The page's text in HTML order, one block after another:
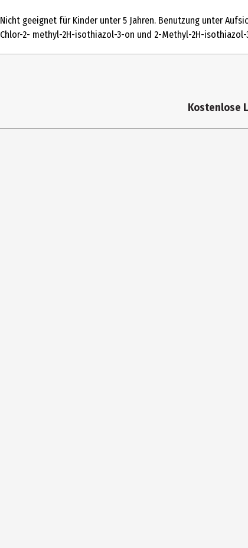
Altersempfehlung ab
Altersempfehlung bis
Herstelleradresse
Nicht geeignet für Kinder unter 5 Jahren. Benutzung unter
Chlor-2- methyl-2H-isothiazol-3-on und 2-Methyl-2H-
Kostenlose